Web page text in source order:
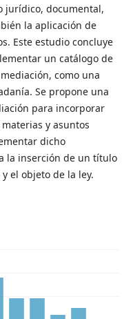
jurídico, documental,
la aplicación de
Este estudio concluye
un catálogo de
como una
Se propone una
para incorporar
y asuntos
dicho
la inserción de un título
el objeto de la ley.